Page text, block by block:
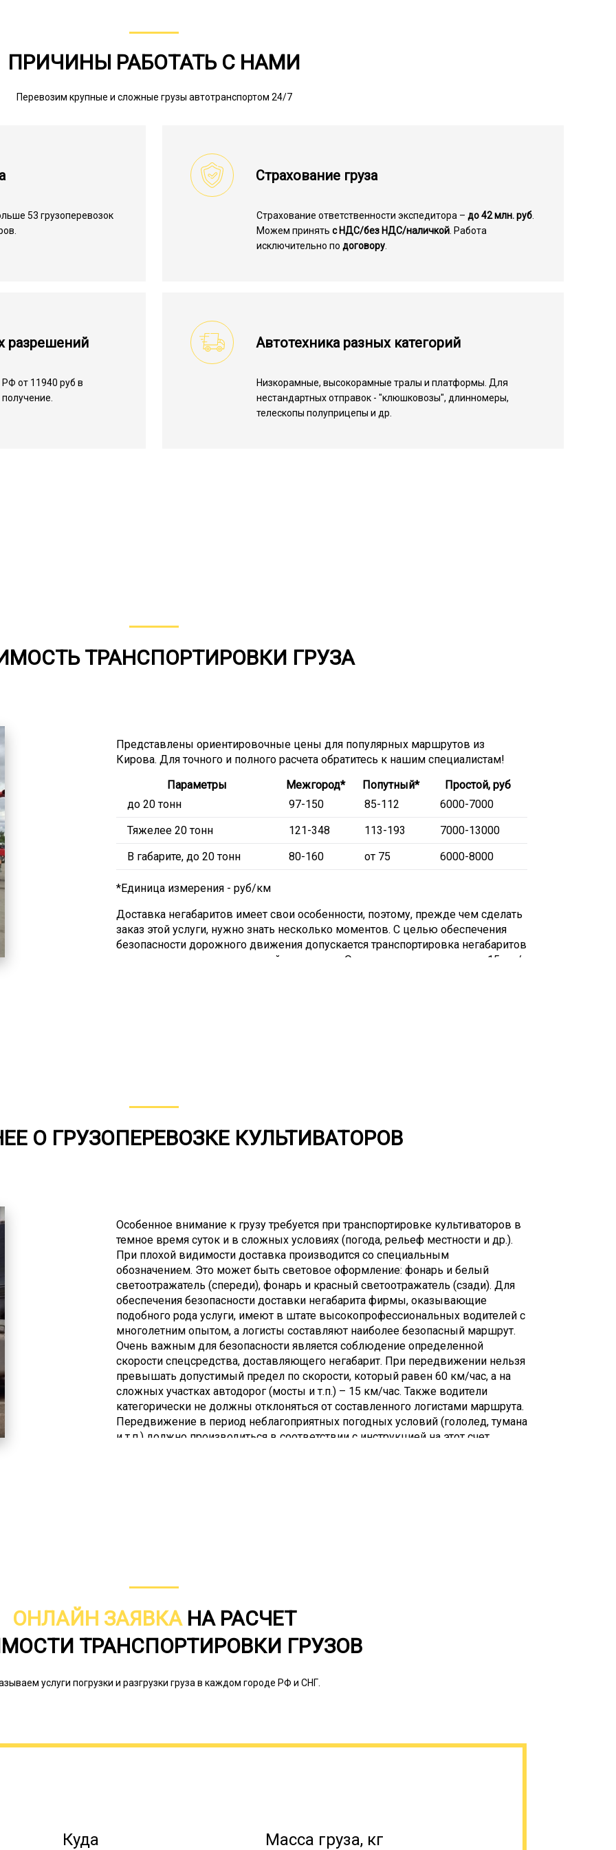
ПРИЧИНЫ РАБОТАТЬ С НАМИ
Перевозим крупные и сложные грузы автотранспортом 24/7
53 грузоперевозок
Страхование груза
Страхование ответственности экспедитора –до 42 млн. руб
Можем принятьс НДС/без НДС/наличкой . Работа
исключительно подоговору
разрешений
от 11940 руб в
Автотехника разных категорий
Низкорамные, высокорамные тралы и платформы. Для
нестандартных отправок - "клюшковозы", длинномеры,
телескопы полуприцепы и др.
ТРАНСПОРТИРОВКИ ГРУЗА
Представлены ориентировочные цены для популярных маршрутов из
Кирова. Для точного и полного расчета обратитесь к нашим специалистам!
Параметры
Межгород* Попутный*
Простой, руб
до 20 тонн
97-150 85-112
6000-7000
Тяжелее 20 тонн
121-348 113-193
7000-13000
В габарите, до 20 тонн
80-160 от 75 6000-8000
*Единица измерения - руб/км
Доставка негабаритов имеет свои особенности, поэтому, прежде чем сделать
заказ этой услуги, нужно знать несколько моментов. С целью обеспечения
безопасности дорожного движения допускается транспортировка негабаритов
по автодорогам с минимальной скоростью. Она не должна превышать 15 км/
О ГРУЗОПЕРЕВОЗКЕ КУЛЬТИВАТОРОВ
Особенное внимание к грузу требуется при транспортировке культиваторов в
темное время суток и в сложных условиях (погода, рельеф местности и др.).
При плохой видимости доставка производится со специальным
обозначением. Это может быть световое оформление: фонарь и белый
светоотражатель (спереди), фонарь и красный светоотражатель (сзади). Для
обеспечения безопасности доставки негабарита фирмы, оказывающие
подобного рода услуги, имеют в штате высокопрофессиональных водителей с
многолетним опытом, а логисты составляют наиболее безопасный маршрут.
Очень важным для безопасности является соблюдение определенной
скорости спецсредства, доставляющего негабарит. При передвижении нельзя
превышать допустимый предел по скорости, который равен 60 км/час, а на
сложных участках автодорог (мосты и т.п.) – 15 км/час. Также водители
категорически не должны отклоняться от составленного логистами маршрута.
Передвижение в период неблагоприятных погодных условий (гололед, тумана
и т.п.) должно производиться в соответствии с инструкцией на этот счет.
габариты которых значительно отличаются от стандартных.
ОНЛАЙН ЗАЯВКАНА РАСЧЕТ
ТРАНСПОРТИРОВКИ ГРУЗОВ
услуги погрузки и разгрузки груза в каждом городе РФ и СНГ.
Куда Масса груза, кг